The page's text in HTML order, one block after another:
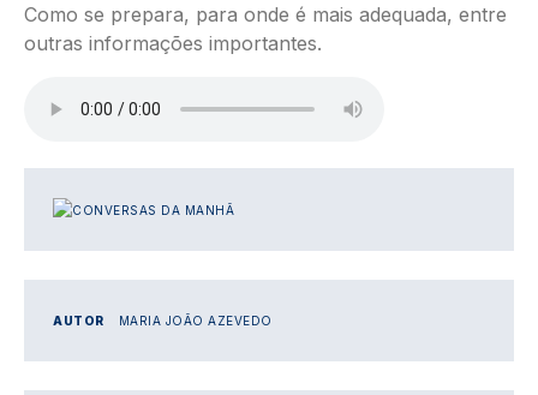
Como se prepara, para onde é mais adequada, entre
outras informações importantes.
IMAGEM
AUTOR MARIA JOÃO AZEVEDO